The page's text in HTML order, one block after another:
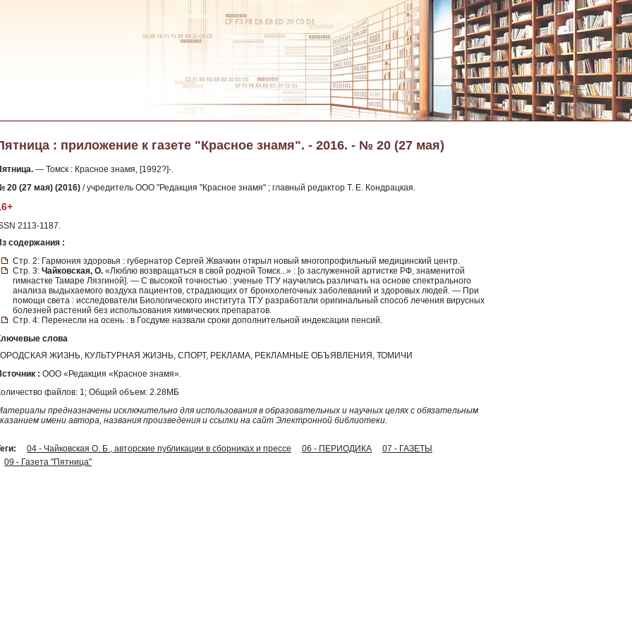
: приложение к газете "Красное знамя". - 2016. - № 20 (27 мая)
— Томск : Красное знамя, [1992?]-.
20 (27 мая) (2016) / учредитель ООО "Редакция "Красное знамя" ; главный редактор Т. Е. Кондрацкая.
2113-1187.
содержания :
Стр. 2: Гармония здоровья : губернатор Сергей Жвачкин открыл новый многопрофильный медицинский центр.
Стр. 3: Чайковская, О. «Люблю возвращаться в свой родной Томск...» : [о заслуженной артистке РФ, знаменитой
гимнастке Тамаре Лязгиной]. — С высокой точностью : ученые ТГУ научились различать на основе спектрального
анализа выдыхаемого воздуха пациентов, страдающих от бронхолегочных заболеваний и здоровых людей. — При
помощи света : исследователи Биологического института ТГУ разработали оригинальный способ лечения вирусных
болезней растений без использования химических препаратов.
Стр. 4: Перенесли на осень : в Госдуме назвали сроки дополнительной индексации пенсий.
слова
ЖИЗНЬ, КУЛЬТУРНАЯ ЖИЗНЬ, СПОРТ, РЕКЛАМА, РЕКЛАМНЫЕ ОБЪЯВЛЕНИЯ, ТОМИЧИ
: ООО «Редакция «Красное знамя».
файлов: 1; Общий объем: 2.28МБ
предназначены исключительно для использования в образовательных и научных целях с обязательным
имени автора, названия произведения и ссылки на сайт Электронной библиотеки.
04 - Чайковская О. Б., авторские публикации в сборниках и прессе 06 - ПЕРИОДИКА
07 - ГАЗЕТЫ
09 - Газета "Пятница"